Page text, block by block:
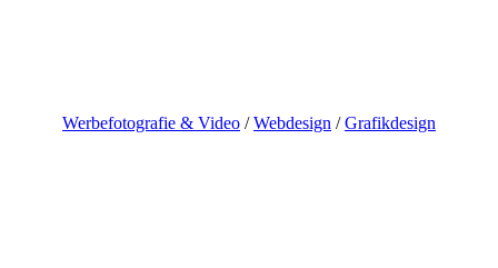
Werbefotografie & Video /Webdesign /Grafikdesign